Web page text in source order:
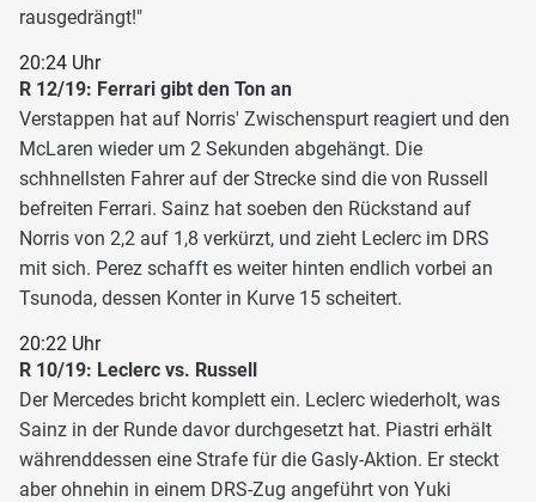
rausgedrängt!"
20:24 Uhr
R 12/19: Ferrari gibt den Ton an
Verstappen hat auf Norris' Zwischenspurt reagiert und den
McLaren wieder um 2 Sekunden abgehängt. Die
schhnellsten Fahrer auf der Strecke sind die von Russell
befreiten Ferrari. Sainz hat soeben den Rückstand auf
Norris von 2,2 auf 1,8 verkürzt, und zieht Leclerc im DRS
mit sich. Perez schafft es weiter hinten endlich vorbei an
Tsunoda, dessen Konter in Kurve 15 scheitert.
20:22 Uhr
R 10/19: Leclerc vs. Russell
Der Mercedes bricht komplett ein. Leclerc wiederholt, was
Sainz in der Runde davor durchgesetzt hat. Piastri erhält
währenddessen eine Strafe für die Gasly-Aktion. Er steckt
aber ohnehin in einem DRS-Zug angeführt von Yuki